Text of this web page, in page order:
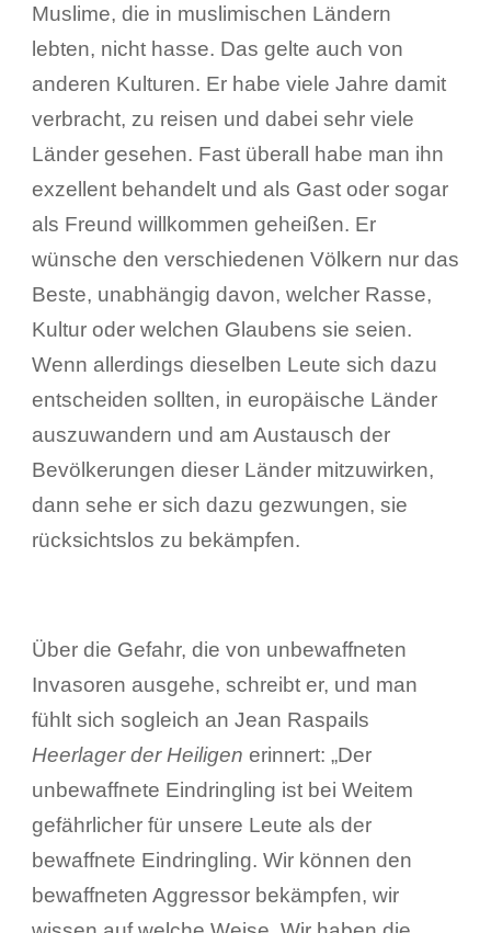
Muslime, die in muslimischen Ländern
lebten, nicht hasse. Das gelte auch von
anderen Kulturen. Er habe viele Jahre damit
verbracht, zu reisen und dabei sehr viele
Länder gesehen. Fast überall habe man ihn
exzellent behandelt und als Gast oder sogar
als Freund willkommen geheißen. Er
wünsche den verschiedenen Völkern nur das
Beste, unabhängig davon, welcher Rasse,
Kultur oder welchen Glaubens sie seien.
Wenn allerdings dieselben Leute sich dazu
entscheiden sollten, in europäische Länder
auszuwandern und am Austausch der
Bevölkerungen dieser Länder mitzuwirken,
dann sehe er sich dazu gezwungen, sie
rücksichtslos zu bekämpfen.
Über die Gefahr, die von unbewaffneten
Invasoren ausgehe, schreibt er, und man
fühlt sich sogleich an Jean Raspails
Heerlager der Heiligen erinnert: „Der
unbewaffnete Eindringling ist bei Weitem
gefährlicher für unsere Leute als der
bewaffnete Eindringling. Wir können den
bewaffneten Aggressor bekämpfen, wir